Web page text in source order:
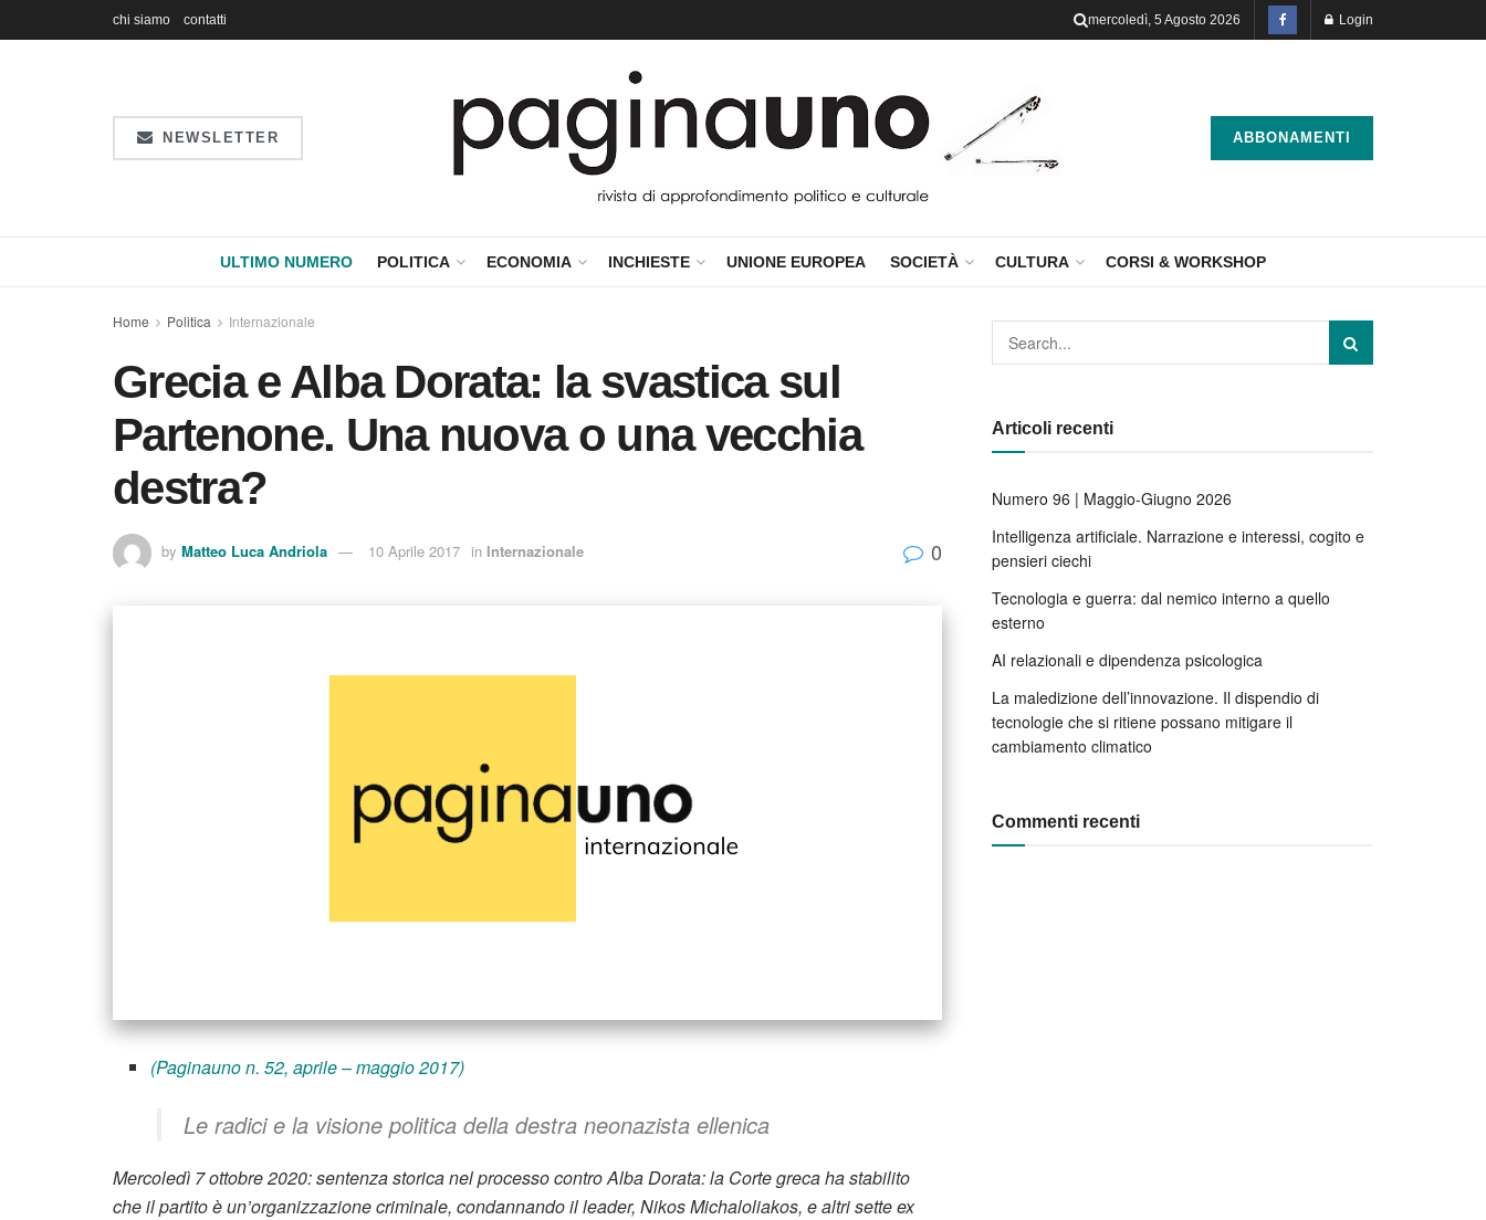
chi siamo contatti mercoledì, 5 Agosto 2026 Login
NEWSLETTER ABBONAMENTI
ULTIMO NUMERO POLITICA ECONOMIA INCHIESTE UNIONE EUROPEA SOCIETÀ CULTURA CORSI & WORKSHOP
Home Politica Internazionale
Grecia e Alba Dorata: la svastica sul
Partenone. Una nuova o una vecchia
destra?
by Matteo Luca Andriola 10 Aprile 2017 in Internazionale 0
(Paginauno n. 52, aprile – maggio 2017)
Le radici e la visione politica della destra neonazista ellenica
Mercoledì 7 ottobre 2020: sentenza storica nel processo contro Alba Dorata: la Corte greca ha stabilito
che il partito è un’organizzazione criminale, condannando il leader, Nikos Michaloliakos, e altri sette ex
Articoli recenti
Numero 96 | Maggio-Giugno 2026
Intelligenza artificiale. Narrazione e interessi, cogito e
pensieri ciechi
Tecnologia e guerra: dal nemico interno a quello
esterno
AI relazionali e dipendenza psicologica
La maledizione dell’innovazione. Il dispendio di
tecnologie che si ritiene possano mitigare il
cambiamento climatico
Commenti recenti